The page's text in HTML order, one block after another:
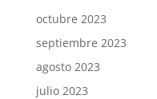
octubre 2023
septiembre 2023
agosto 2023
julio 2023